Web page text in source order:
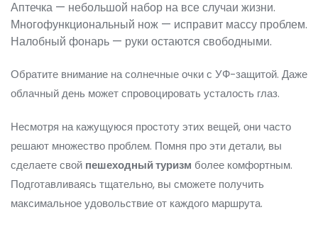
Аптечка — небольшой набор на все случаи жизни.
Многофункциональный нож — исправит массу проблем.
Налобный фонарь — руки остаются свободными.
Обратите внимание на солнечные очки с УФ-защитой. Даже
облачный день может спровоцировать усталость глаз.
Несмотря на кажущуюся простоту этих вещей, они часто
решают множество проблем. Помня про эти детали, вы
сделаете свой пешеходный туризм более комфортным.
Подготавливаясь тщательно, вы сможете получить
максимальное удовольствие от каждого маршрута.